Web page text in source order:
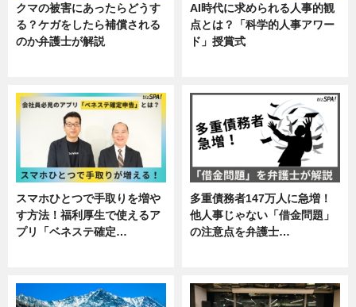
クマの被害にあったらどうす
る？ケガをしたら補償される
のか弁護士が解説
AI時代に求められる人事的観
点とは？「科学的人事アワー
ド」授賞式
スマホひとつで手取りを増や
す方法！福利厚生で使えるア
プリ「ベネステ確定…
多重債務者147万人に急増！
他人事じゃない「借金問題」
の注意点を弁護士…